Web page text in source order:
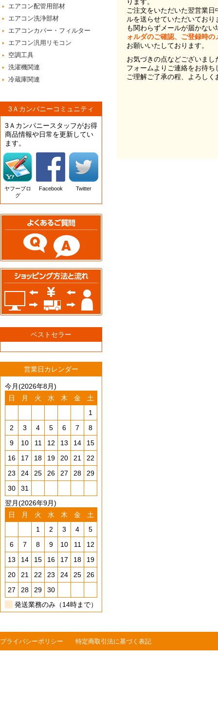
エアコン配管用部材
エアコン洗浄部材
エアコンカバー・フィルター
エアコン汎用リモコン
空調工具
洗濯機関連
冷蔵庫関連
3Ａカンパニーコミュニティ
3Ａカンパニースタッフがお得
商品情報や日常を更新してい
ます。
ヤフーブロ
グ
Facebook Twitter
ベストセラー
営業日カレンダー
今月(2026年8月)
日
月 火 水 木 金
土
1
2
3 4 5 6 7
8
9
10 11 12 13 14
15
16
17 18 19 20 21
22
23
24 25 26 27 28
29
30
31
翌月(2026年9月)
日
月 火 水 木 金
土
1
2 3 4
5
6
7 8 9 10 11
12
13
14 15 16 17 18
19
20
21 22 23 24 25
26
27
28 29
30
発送業務のみ（14時まで）
ご注文をいただいた翌営業
ルを送らせていただいてお
も関わらずメールが届かない
ォルダのご確認、ご登録時
お願いいたしております。
お気づきの点などございま
フォームよりご連絡をお待ち
ご理解ご了承の程、よろし
プライバシーポリシー 特定商取引法に基づく表記